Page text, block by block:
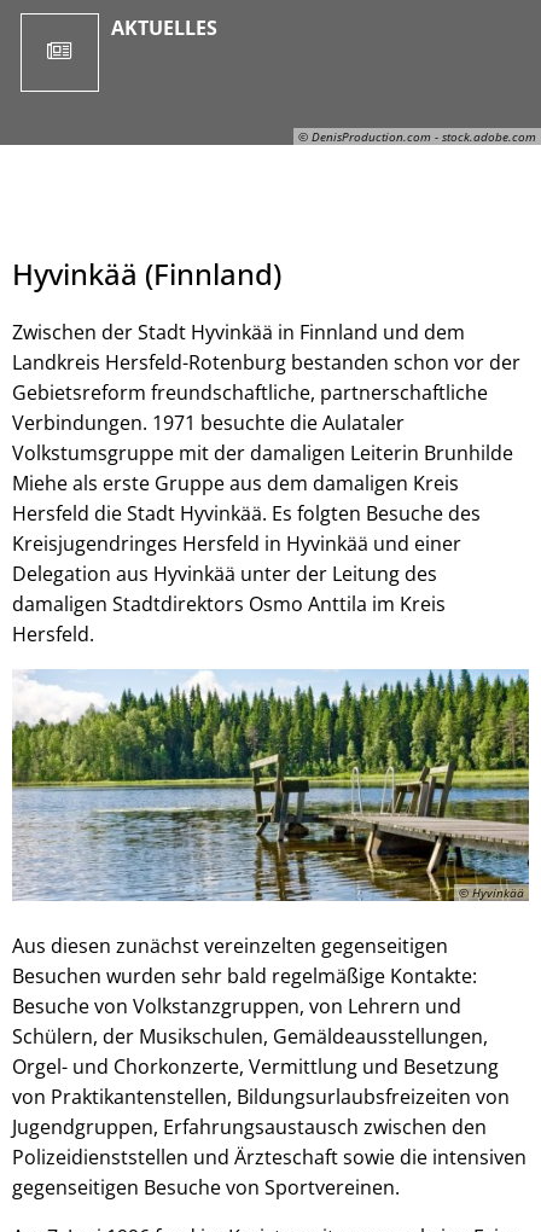
© DenisProduction.com - stock.adobe.com
© DenisProduction.com - stock.adobe.com
AKTUELLES
Hyvinkää (Finnland)
Zwischen der Stadt Hyvinkää in Finnland und dem
Landkreis Hersfeld-Rotenburg bestanden schon vor der
Gebietsreform freundschaftliche, partnerschaftliche
Verbindungen. 1971 besuchte die Aulataler
Volkstumsgruppe mit der damaligen Leiterin Brunhilde
Miehe als erste Gruppe aus dem damaligen Kreis
Hersfeld die Stadt Hyvinkää. Es folgten Besuche des
Kreisjugendringes Hersfeld in Hyvinkää und einer
Delegation aus Hyvinkää unter der Leitung des
damaligen Stadtdirektors Osmo Anttila im Kreis
Hersfeld.
© Hyvinkää
Aus diesen zunächst vereinzelten gegenseitigen
Besuchen wurden sehr bald regelmäßige Kontakte:
Besuche von Volkstanzgruppen, von Lehrern und
Schülern, der Musikschulen, Gemäldeausstellungen,
Orgel- und Chorkonzerte, Vermittlung und Besetzung
von Praktikantenstellen, Bildungsurlaubsfreizeiten von
Jugendgruppen, Erfahrungsaustausch zwischen den
Polizeidienststellen und Ärzteschaft sowie die intensiven
gegenseitigen Besuche von Sportvereinen.